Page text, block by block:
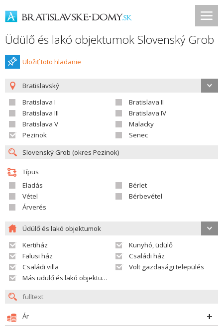
Üdülő és lakó objektumok Slovenský Grob
Uložiť toto hladanie
Bratislavský
Bratislava I
Bratislava II
Bratislava III
Bratislava IV
Bratislava V
Malacky
Pezinok
Senec
Típus
Eladás
Bérlet
Vétel
Bérbevétel
Árverés
Üdülő és lakó objektumok
Kertiház
Kunyhó, üdülő
Falusi ház
Családi ház
Családi villa
Volt gazdasági település
Más üdülő és lakó objektumok
Ár